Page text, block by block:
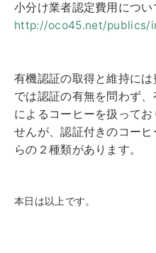
小分け業者認定費用につ
http://oco45.net/publics/
有機認証の取得と維持に
では認証の有無を問わず
によるコーヒーを扱って
せんが、認証付きのコー
らの２種類があります。
本日は以上です。